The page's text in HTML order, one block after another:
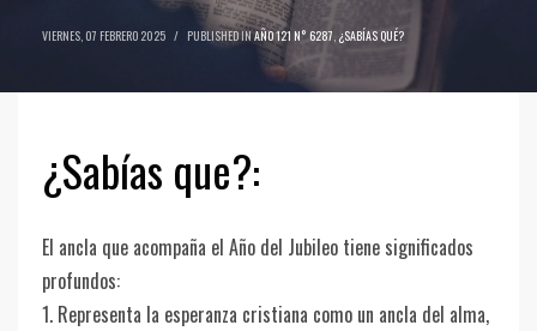
VIERNES, 07 FEBRERO 2025 / PUBLISHED INAÑO 121 N° 6287 ¿SABÍAS QUÉ?
¿Sabías que?:
El ancla que acompaña el Año del Jubileo tiene significados
profundos:
1. Representa la esperanza cristiana como un ancla del alma,